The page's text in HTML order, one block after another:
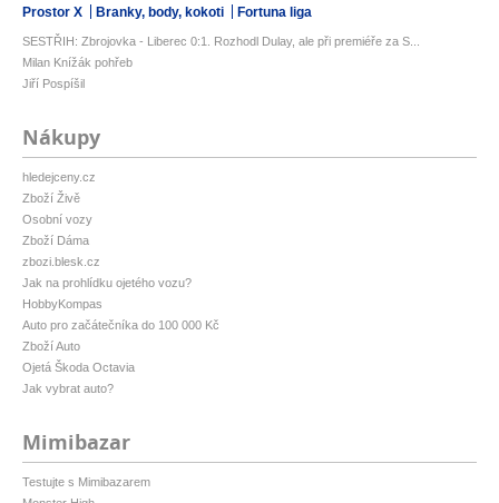
Prostor X Branky, body, kokoti Fortuna liga
SESTŘIH: Zbrojovka - Liberec 0:1. Rozhodl Dulay, ale při premiéře za S...
Milan Knížák pohřeb
Jiří Pospíšil
Nákupy
hledejceny.cz
Zboží Živě
Osobní vozy
Zboží Dáma
zbozi.blesk.cz
Jak na prohlídku ojetého vozu?
HobbyKompas
Auto pro začátečníka do 100 000 Kč
Zboží Auto
Ojetá Škoda Octavia
Jak vybrat auto?
Mimibazar
Testujte s Mimibazarem